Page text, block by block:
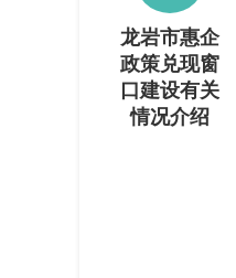
龙岩市惠企
政策兑现窗
口建设有关
情况介绍